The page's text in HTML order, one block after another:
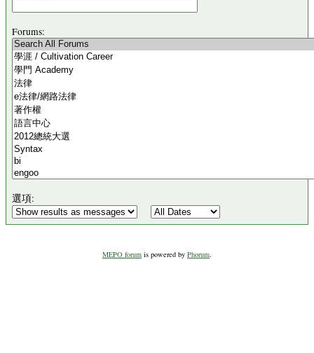
Forums:
選項:
MEPO forum is powered by Phorum.